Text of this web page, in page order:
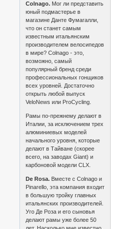
Colnago. Мог ли представить
юный подмастерье в
магазине Данте Фумагалли,
что он станет самым
известным итальянским
производителем велосипедов
в мире? Colnago - это,
возможно, самый
популярный бренд среди
профессиональных гонщиков
всех уровней. Достаточно
открыть любой выпуск
VeloNews или ProCycling.
Рамы по-прежнему делают в
Италии, за исключением трех
алюминиевых моделей
начального уровня, которые
делают в Тайване (скорее
всего, на заводах Giant) и
карбоновой модели CLX.
De Rosa. Вместе с Colnago и
Pinarello, эта компания входит
в большую тройку главных
итальянских производителей.
Уго Де Роза и его сыновья
делают рамы уже более 50